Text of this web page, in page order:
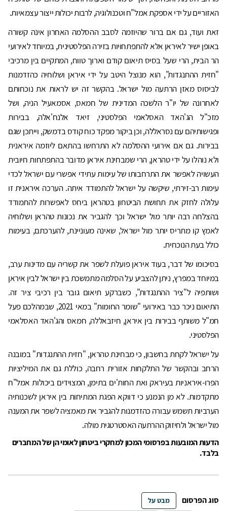
האזוריים על ידי אספקת אמל"ח וטכנולוגיה, לרבות יכולות ייצור עצמאיות.
זאת ועוד, גם אם ברור שהיוזמה לסבב ההסלמה האחרון אינה קשורה
באופן ישיר לאיראן אלא להתפתחויות בזירה הפלסטינית, במיוחד לאירועי
הר הבית, הרי שעל בסיס תיאום קודם וארוך טווח, המתקיים בין מרכיבי
"חזית ההתנגדות", הוא מנוצל היטב על ידי איראן ושלוחיה כהזדמנות
לביסוס מאזן הרתעה מול ישראל. בהקשר זה יש לראות את נוכחותם
לאחרונה של יו"ר הלשכה המדינית של חמאס, אסמאעיל הניה, ושל
מזכ"ל הג'האד האסלאמי הפלסטיני, זיאד אלנח'אלה, בבירות
ופגישותיהם עם נסראללה, וכן ביקור מפקד כוח קודס בדמשק, וייתכן שגם
בבירות. גם אם אירועי ההסלמה לא התרחשו בהתאם ליוזמה איראנית
ולא נוהלו על ידי טהראן, הרי שמבחינת איראן מדובר בהתפתחות חיובית
העשויה לאפשר את התרחבותו של עימות עתידי אפשרי עם ישראל לכדי
עימות רב-זירתי, שיקשה על ישראל להתמודד איתה. הערכה איראנית זו
עלולה לחזק את תחושת הביטחון בטהראן ביחס לאפשרות להתמודד
בהצלחה רבה יותר מול ישראל וכך להגביר את נכונות טהראן ושלוחיה
לאמץ קו מתריס יותר מול ישראל, שאינה מעוניינת, להערכתם, בעימות
כולל בעת הנוכחית.
בסיכומו של דבר, בעוד איראן פועלת לשפר את קשריה עם מדינות ערב,
במיוחד במפרץ, ניתן להצביע על הסלמה מתמשכת בין ישראל לבין איראן
ושותפיה ל"ציר ההתנגדות", כשברקע תיאום גובר בין רכיבי ציר זה.
התיאום ניכר כבר באירועי "שומר החומות" במאי 2021, שבמהלכם פעל
חמ"ל משותף בבירות בין איראן, חיזבאללה, חמאס והג'האד האסלאמי
הפלסטיני.
על ישראל לקחת בחשבון, כי מבחינת טהראן, "חזית ההתנגדות" במובנה
הרחב ובהקשר של התלקחות אזורית רחבה, כוללת גם את המיליציות
הפרו-איראניות בעיראק ואת החות'ים בתימן, המצוידים ביכולות אמל"ח
מתקדמות. לא מן הנמנע כי דווקא הפגת המתיחות בין איראן לשכנותיה
הערביות תשמש עבורה כהזדמנות להגביר את מאמציה לשפר את המענה
מול ישראל ולחיזוק ההרתעה האסטרטגית מולה.
הדעות המובעות בפרסומי המכון למחקרי ביטחון לאומי הן של המחברים
בלבד.
סוג הפרסום מבט על